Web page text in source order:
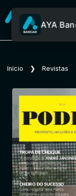
AYA
Início ❯ Revistas